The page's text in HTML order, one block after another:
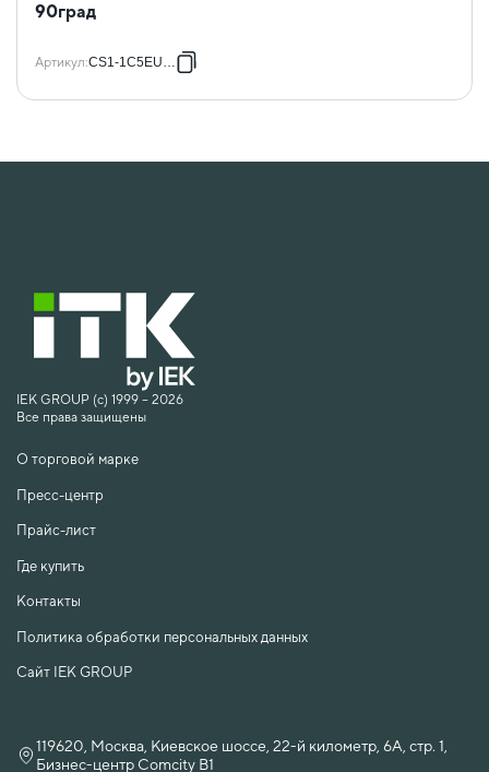
90град
Артикул:CS1-1C5EU-11
IEK GROUP (c) 1999 – 2026
Все права защищены
О торговой марке
Пресс-центр
Прайс-лист
Где купить
Контакты
Политика обработки персональных данных
Сайт IEK GROUP
119620, Москва, Киевское шоссе, 22-й километр, 6А, стр. 1,
Бизнес-центр Comcity B1